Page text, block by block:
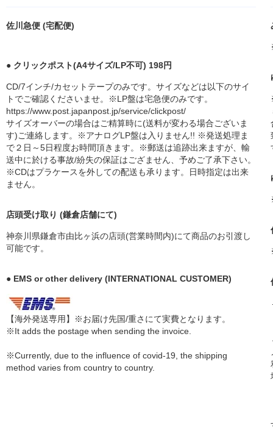
佐川急便 (宅配便)
● クリックポスト(A4サイズ/LP不可) 198円
CD/7インチ/カセットテープのみです。サイズなどは以下のサイ
トでご確認くださいませ。※LP盤は宅急便のみです。
https://www.post.japanpost.jp/service/clickpost/
サイズオーバーの場合はご精算時に(送料が変わる場合ございま
す)ご連絡します。※アナログLP盤は入りません!! ※発送処理ま
で２日～5日程度お時間頂きます。※郵送は追跡出来ますが、輸
送中に於ける事故/紛失の保証はござません、予めご了承下さい。
※CDはプラケースを外しての配送も承ります。日時指定は出来
ません。
店頭受け取り (鎌倉店舗にて)
神奈川県鎌倉市由比ヶ浜の店頭(営業時間内)にて商品のお引渡し
可能です。
● EMS or other delivery (INTERNATIONAL CUSTOMER)
【海外発送専用】※お届け先国/重さにて実費となります。
※It adds the postage when sending the invoice.
※Currently, due to the influence of covid-19, the shipping
method varies from country to country.